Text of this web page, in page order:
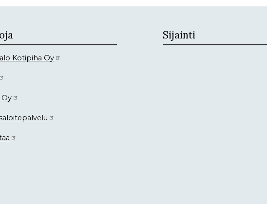
Kotipiha Oy
Oy
Sijainti